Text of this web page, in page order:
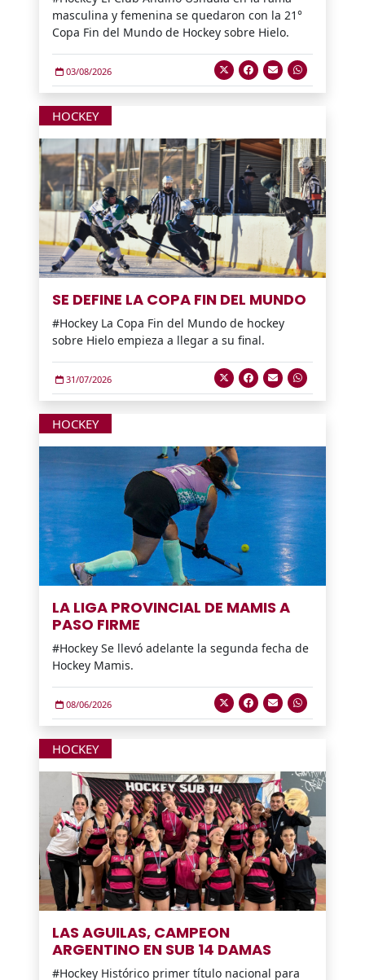
masculina y femenina se quedaron con la 21°
Copa Fin del Mundo de Hockey sobre Hielo.
03/08/2026
HOCKEY
SE DEFINE LA COPA FIN DEL MUNDO
#Hockey La Copa Fin del Mundo de hockey
sobre Hielo empieza a llegar a su final.
31/07/2026
HOCKEY
LA LIGA PROVINCIAL DE MAMIS A
PASO FIRME
#Hockey Se llevó adelante la segunda fecha de
Hockey Mamis.
08/06/2026
HOCKEY
LAS AGUILAS, CAMPEON
ARGENTINO EN SUB 14 DAMAS
#Hockey Histórico primer título nacional para